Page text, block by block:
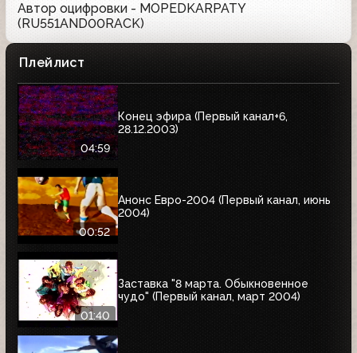
Автор оцифровки - MOPEDKARPATY
(RU551AND00RACK)
Плейлист
04:59
Конец эфира (Первый канал+6,
28.12.2003)
00:52
Анонс Евро-2004 (Первый канал, июнь
2004)
01:40
Заставка "8 марта. Обыкновенное
чудо" (Первый канал, март 2004)